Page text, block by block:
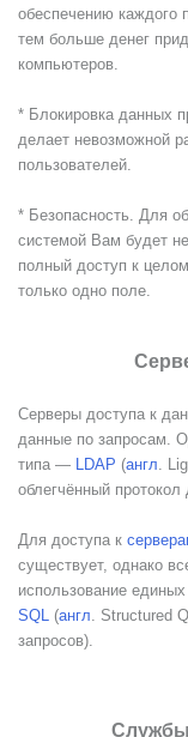
обеспечению каждого
тем больше денег
компьютеров.
* Блокировка данных
делает невозможной
пользователей.
* Безопасность. Для
системой Вам будет
полный доступ к
только одно поле.
Серверы доступа к
данные по запросам.
типа — LDAP (англ.
облегчённый протокол
Для доступа к
существует, однако
использование
SQL (англ. Structured
запросов).